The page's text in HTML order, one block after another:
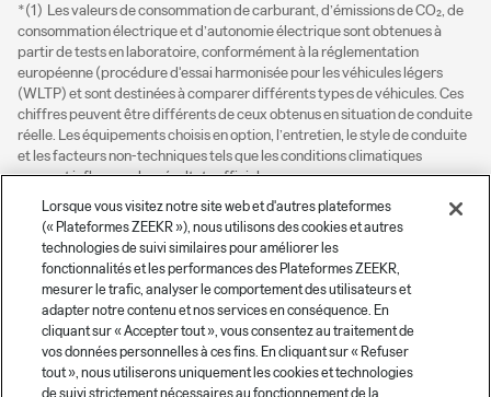
*(1)  Les valeurs de consommation de carburant, d’émissions de CO₂, de
consommation électrique et d’autonomie électrique sont obtenues à
partir de tests en laboratoire, conformément à la réglementation
européenne (procédure d'essai harmonisée pour les véhicules légers
(WLTP) et sont destinées à comparer différents types de véhicules. Ces
chiffres peuvent être différents de ceux obtenus en situation de conduite
réelle. Les équipements choisis en option, l’entretien, le style de conduite
et les facteurs non-techniques tels que les conditions climatiques
peuvent influencer les résultats officiels.
La durée de charge est indiquée sur la base de l’utilisation d’un chargeur
rapide CCS et peut varier en fonction de la puissance fournie, les
conditions de charge, le type de chargeur et son état, la température de
la batterie et la température ambiante au point d’utilisation.
(2) Les garanties présentées sont des garanties commerciales du
constructeur soumises à conditions. Elles s'ajoutent aux garanties légales
dues par le vendeur. Pour connaître les modalités et conditions
applicables, contactez votre distributeur agréé Zeekr.
Lorsque vous visitez notre site web et d'autres plateformes
(« Plateformes ZEEKR »), nous utilisons des cookies et autres
technologies de suivi similaires pour améliorer les
fonctionnalités et les performances des Plateformes ZEEKR,
mesurer le trafic, analyser le comportement des utilisateurs et
adapter notre contenu et nos services en conséquence. En
cliquant sur « Accepter tout », vous consentez au traitement de
vos données personnelles à ces fins. En cliquant sur « Refuser
tout », nous utiliserons uniquement les cookies et technologies
de suivi strictement nécessaires au fonctionnement de la